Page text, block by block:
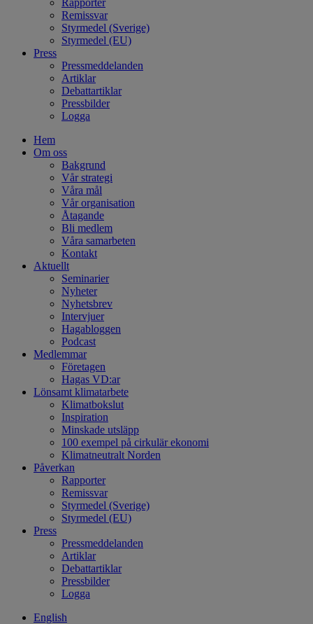
Remissvar
Styrmedel (Sverige)
Styrmedel (EU)
Press
Pressmeddelanden
Artiklar
Debattartiklar
Pressbilder
Logga
Hem
Om oss
Bakgrund
Vår strategi
Våra mål
Vår organisation
Åtagande
Bli medlem
Våra samarbeten
Kontakt
Aktuellt
Seminarier
Nyheter
Nyhetsbrev
Intervjuer
Hagabloggen
Podcast
Medlemmar
Företagen
Hagas VD:ar
Lönsamt klimatarbete
Klimatbokslut
Inspiration
Minskade utsläpp
100 exempel på cirkulär ekonomi
Klimatneutralt Norden
Påverkan
Rapporter
Remissvar
Styrmedel (Sverige)
Styrmedel (EU)
Press
Pressmeddelanden
Artiklar
Debattartiklar
Pressbilder
Logga
English